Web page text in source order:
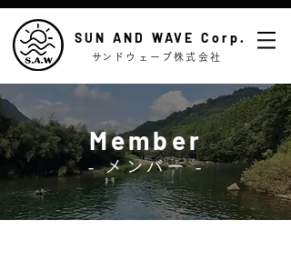
SUN AND WAVE Corp.​​
​サンドウェーブ株式会社
Member
- メンバー -